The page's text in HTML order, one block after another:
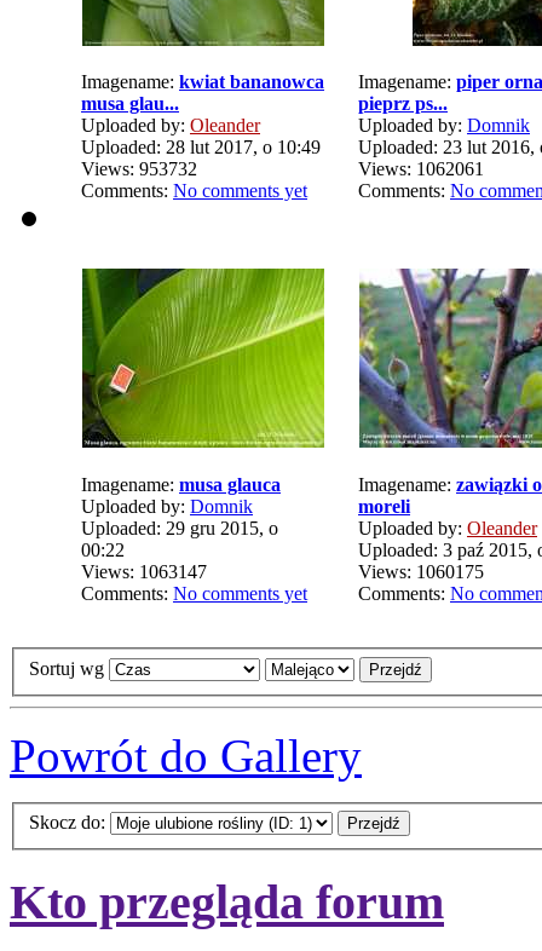
Imagename: kwiat bananowca
musa glau...
Uploaded by: Oleander
Uploaded: 28 lut 2017, o 10:49
Views: 953732
Comments: No comments yet
Imagename: piper
pieprz ps...
Uploaded by: Domnik
Uploaded: 23 lut 2016,
Views: 1062061
Comments: No
Imagename: musa glauca
Uploaded by: Domnik
Uploaded: 29 gru 2015, o
00:22
Views: 1063147
Comments: No comments yet
Imagename: zawiązki
moreli
Uploaded by: Oleander
Uploaded: 3 paź 2015,
Views: 1060175
Comments: No
Sortuj wg
Powrót do Gallery
Skocz do:
Kto przegląda forum